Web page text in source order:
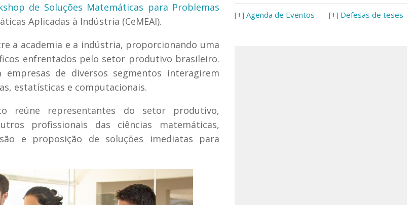
de Soluções Matemáticas para Problemas
Aplicadas à Indústria (CeMEAI).
a academia e a indústria, proporcionando uma
enfrentados pelo setor produtivo brasileiro.
de diversos segmentos interagirem
estatísticas e computacionais.
reúne representantes do setor produtivo,
profissionais das ciências matemáticas,
e proposição de soluções imediatas para
[+] Agenda de Eventos [+] Defesas de teses